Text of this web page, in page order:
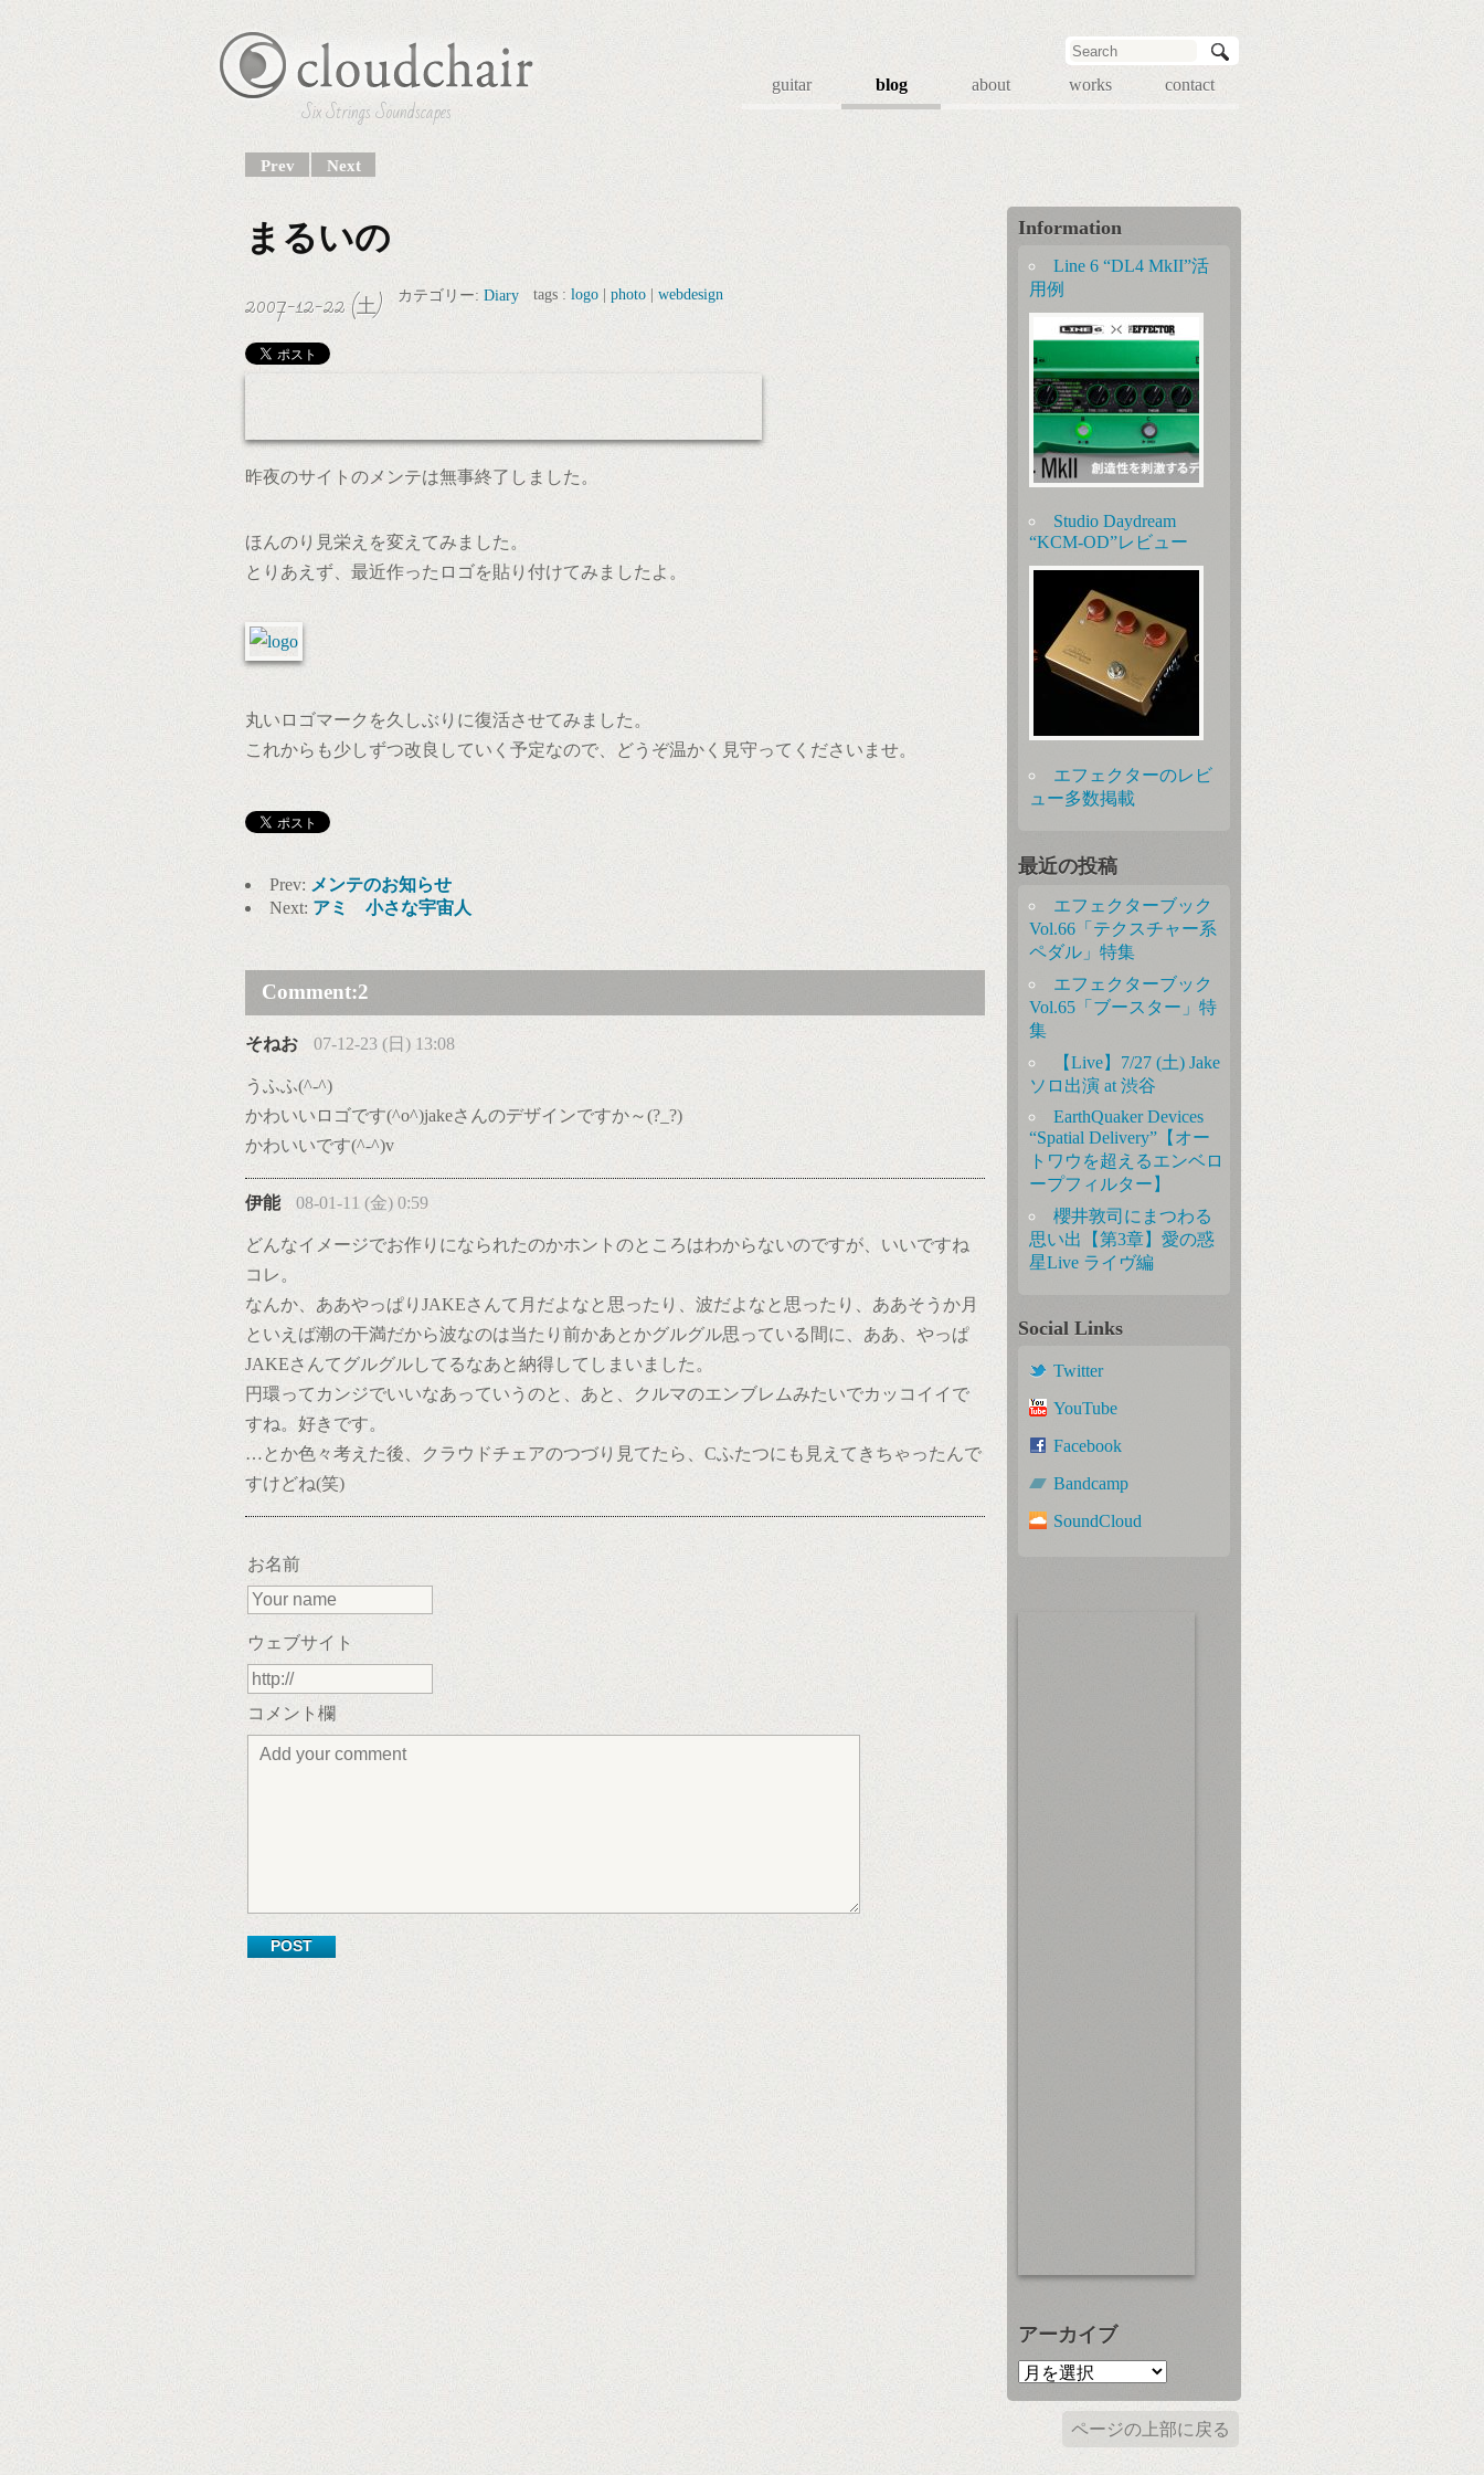
Six Strings Soundscapes
guitar blog about works contact
Prev Next
まるいの
2007-12-22 (土)
カテゴリー: Diary tags :logo |photo |webdesign
昨夜のサイトのメンテは無事終了しました。
ほんのり見栄えを変えてみました。
とりあえず、最近作ったロゴを貼り付けてみましたよ。
丸いロゴマークを久しぶりに復活させてみました。
これからも少しずつ改良していく予定なので、どうぞ温かく見守ってくださいませ。
Prev: メンテのお知らせ
Next: アミ 小さな宇宙人
Comment:2
そねお 07-12-23 (日) 13:08
うふふ(^-^)
かわいいロゴです(^o^)jakeさんのデザインですか～(?_?)
かわいいです(^-^)v
伊能 08-01-11 (金) 0:59
どんなイメージでお作りになられたのかホントのところはわからないのですが、いいですね
コレ。
なんか、ああやっぱりJAKEさんて月だよなと思ったり、波だよなと思ったり、ああそうか月
といえば潮の干満だから波なのは当たり前かあとかグルグル思っている間に、ああ、やっぱ
JAKEさんてグルグルしてるなあと納得してしまいました。
円環ってカンジでいいなあっていうのと、あと、クルマのエンブレムみたいでカッコイイで
すね。好きです。
…とか色々考えた後、クラウドチェアのつづり見てたら、Cふたつにも見えてきちゃったんで
すけどね(笑)
お名前
ウェブサイト
コメント欄
Information
Line 6 “DL4 MkII”活
用例
Studio Daydream
“KCM-OD”レビュー
エフェクターのレビ
ュー多数掲載
最近の投稿
エフェクターブック
Vol.66「テクスチャー系
ペダル」特集
エフェクターブック
Vol.65「ブースター」特
集
【Live】7/27 (土) Jake
ソロ出演 at 渋谷
EarthQuaker Devices
“Spatial Delivery”【オー
トワウを超えるエンベロ
ープフィルター】
櫻井敦司にまつわる
思い出【第3章】愛の惑
星Live ライヴ編
Social Links
Twitter
YouTube
Facebook
Bandcamp
SoundCloud
アーカイブ
ページの上部に戻る